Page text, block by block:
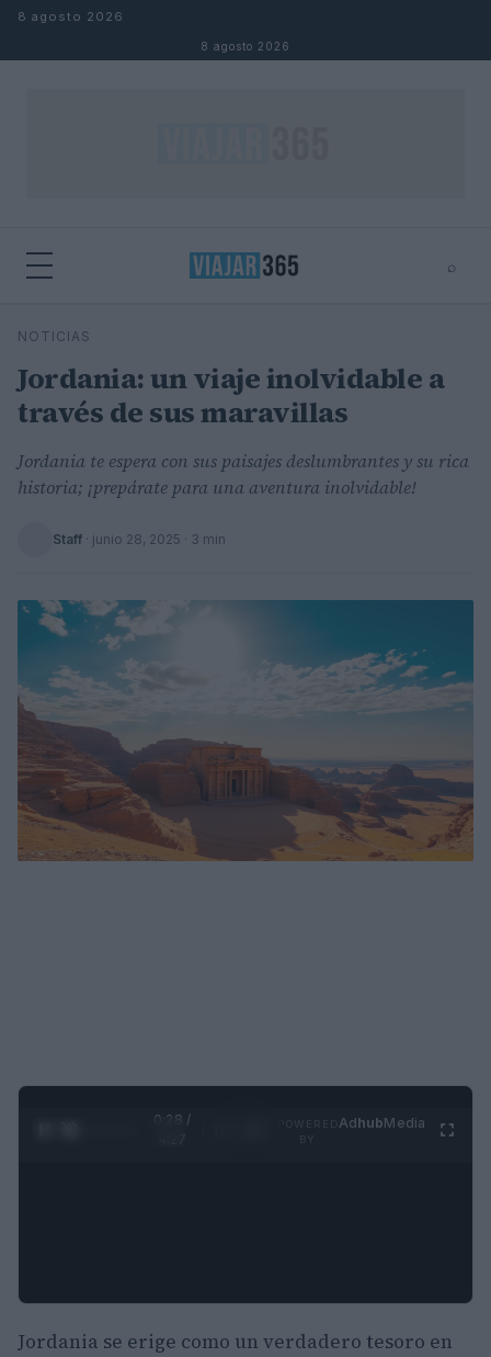
Saltar al contenido
8 agosto 2026
8 agosto 2026
⌕
Buscar
NOTICIAS
Jordania: un viaje inolvidable a
través de sus maravillas
Jordania te espera con sus paisajes deslumbrantes y su rica
historia; ¡prepárate para una aventura inolvidable!
Staff · junio 28, 2025 · 3 min
0:29 /
AdhubMedia
Jordania se erige como un verdadero tesoro en